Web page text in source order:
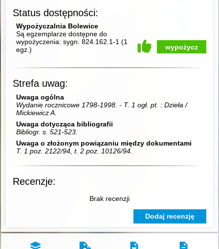
Status dostępności:
Wypożyczalnia Bolewice
Są egzemplarze dostępne do
wypożyczenia:sygn. 824.162.1-1(1
egz.) wypożycz
Strefa uwag:
Uwaga ogólna
Wydanie rocznicowe 1798-1998. - T. 1 ogł. pt. : Dzieła /
Mickiewicz A.
Uwaga dotycząca bibliografii
Bibliogr. s. 521-523.
Uwaga o złożonym powiązaniu między dokumentami
T. 1 poz. 2122/94, t. 2 poz. 10126/94.
Recenzje:
Brak recenzji
Dodaj recenzję